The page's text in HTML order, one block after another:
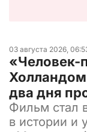
03 августа 2026,
«Человек-
Холландом
два дня
Фильм стал
в истории и